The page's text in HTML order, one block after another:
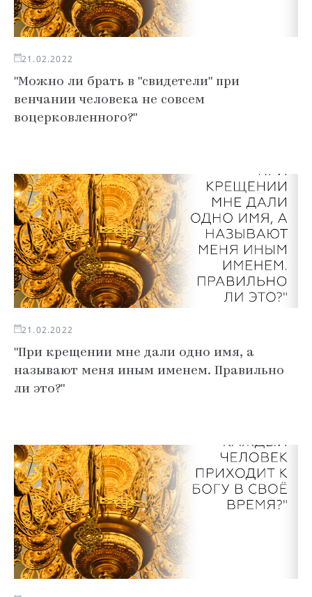
21.02.2022
"Можно ли брать в "свидетели" при
венчании человека не совсем
воцерковленного?"
21.02.2022
"При крещении мне дали одно имя, а
называют меня иным именем. Правильно
ли это?"